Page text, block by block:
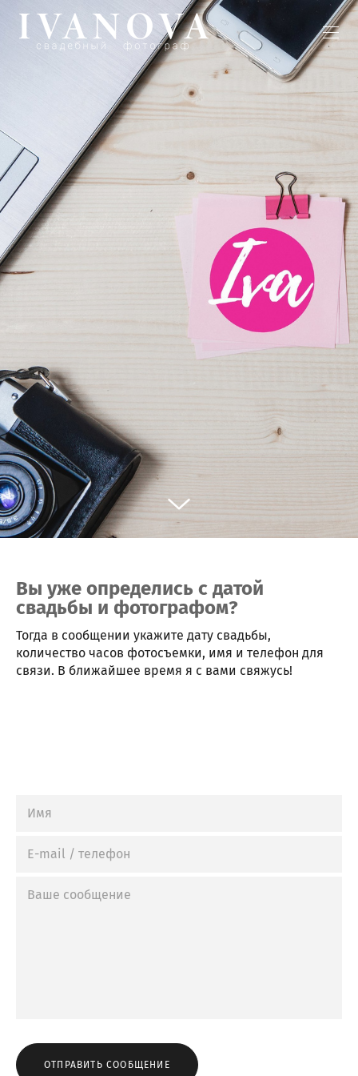
Вы уже определись с датой
свадьбы и фотографом?
Тогда в сообщении укажите дату свадьбы,
количество часов фотосъемки, имя и телефон для
связи. В ближайшее время я с вами свяжусь!
ОТПРАВИТЬ СООБЩЕНИЕ